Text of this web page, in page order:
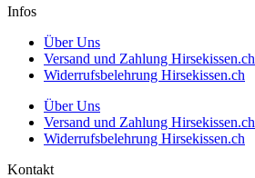
Infos
Über Uns
Versand und Zahlung Hirsekissen.ch
Widerrufsbelehrung Hirsekissen.ch
Über Uns
Versand und Zahlung Hirsekissen.ch
Widerrufsbelehrung Hirsekissen.ch
Kontakt